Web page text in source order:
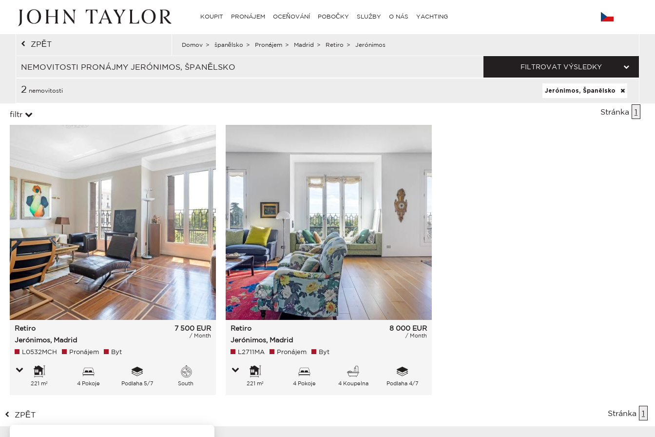
KOUPIT PRONÁJEM OCEŇOVÁNÍ POBOČKY SLUŽBY O NÁS YACHTING
ZPĚT Domov > španělsko > Pronájem > Madrid > Retiro > Jerónimos
NEMOVITOSTI PRONÁJMY JERÓNIMOS, ŠPANĚLSKO FILTROVAT VÝSLEDKY
2 nemovitosti Jerónimos, Španělsko
filtr Stránka 1
Retiro
Jerónimos, Madrid
7 500 EUR
/ Month
L0532MCH Pronájem Byt
221 m² 4 Pokoje Podlaha 5/7 South
Retiro
Jerónimos, Madrid
8 000 EUR
/ Month
L2711MA Pronájem Byt
221 m² 4 Pokoje 4 Koupelna Podlaha 4/7
ZPĚT Stránka 1